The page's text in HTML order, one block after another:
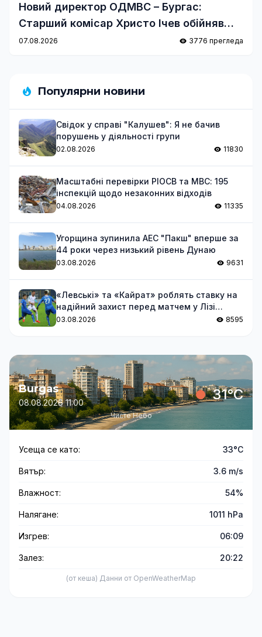
Новий директор ОДМВС – Бургас:
Старший комісар Христо Ічев обійняв
посаду
07.08.2026 3776 прегледа
Популярни новини
Свідок у справі "Калушев": Я не бачив
порушень у діяльності групи
02.08.2026 11830
Масштабні перевірки РІОСВ та МВС: 195
інспекцій щодо незаконних відходів
04.08.2026 11335
Угорщина зупинила АЕС "Пакш" вперше за
44 роки через низький рівень Дунаю
03.08.2026 9631
«Левські» та «Кайрат» роблять ставку на
надійний захист перед матчем у Лізі
чемпіонів
03.08.2026 8595
Burgas
08.08.2026 11:00 31°C
Чисте Небо
Усеща се като: 33°C
Вятър: 3.6 m/s
Влажност: 54%
Налягане: 1011 hPa
Изгрев: 06:09
Залез: 20:22
(от кеша) Данни от OpenWeatherMap